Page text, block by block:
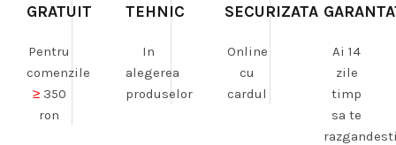
GRATUIT
Pentru
comenzile
≥350
ron
TEHNIC
In
alegerea
produselor
SECURIZATA
Online
cu
cardul
Ai 14
zile
timp
sa te